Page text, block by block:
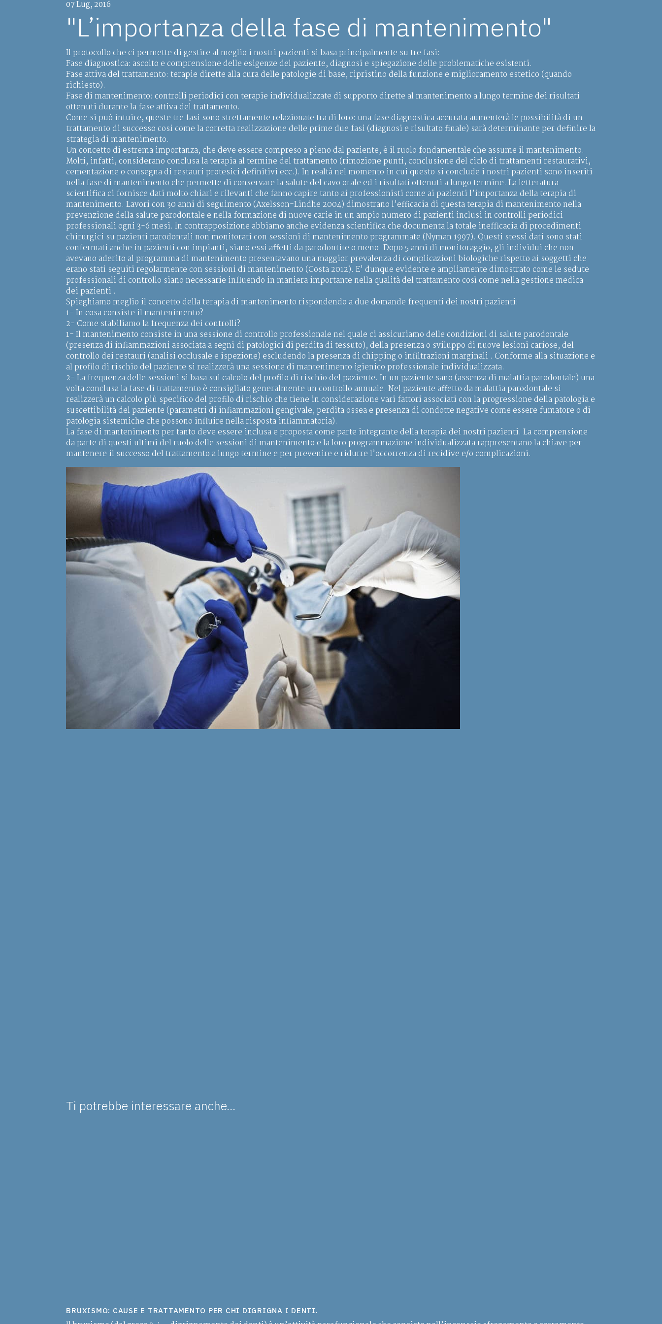
07 Lug, 2016
"L’importanza della fase di mantenimento"
Il protocollo che ci permette di gestire al meglio i nostri pazienti si basa principalmente su tre fasi:
Fase diagnostica: ascolto e comprensione delle esigenze del paziente, diagnosi e spiegazione delle problematiche esistenti.
Fase attiva del trattamento: terapie dirette alla cura delle patologie di base, ripristino della funzione e miglioramento estetico (quando
richiesto).
Fase di mantenimento: controlli periodici con terapie individualizzate di supporto dirette al mantenimento a lungo termine dei risultati
ottenuti durante la fase attiva del trattamento.
Come si può intuire, queste tre fasi sono strettamente relazionate tra di loro: una fase diagnostica accurata aumenterà le possibilità di un
trattamento di successo cosi come la corretta realizzazione delle prime due fasi (diagnosi e risultato finale) sarà determinante per definire la
strategia di mantenimento.
Un concetto di estrema importanza, che deve essere compreso a pieno dal paziente, è il ruolo fondamentale che assume il mantenimento.
Molti, infatti, considerano conclusa la terapia al termine del trattamento (rimozione punti, conclusione del ciclo di trattamenti restaurativi,
cementazione o consegna di restauri protesici definitivi ecc.). In realtà nel momento in cui questo si conclude i nostri pazienti sono inseriti
nella fase di mantenimento che permette di conservare la salute del cavo orale ed i risultati ottenuti a lungo termine. La letteratura
scientifica ci fornisce dati molto chiari e rilevanti che fanno capire tanto ai professionisti come ai pazienti l’importanza della terapia di
mantenimento. Lavori con 30 anni di seguimento (Axelsson-Lindhe 2004) dimostrano l’efficacia di questa terapia di mantenimento nella
prevenzione della salute parodontale e nella formazione di nuove carie in un ampio numero di pazienti inclusi in controlli periodici
professionali ogni 3-6 mesi. In contrapposizione abbiamo anche evidenza scientifica che documenta la totale inefficacia di procedimenti
chirurgici su pazienti parodontali non monitorati con sessioni di mantenimento programmate (Nyman 1997). Questi stessi dati sono stati
confermati anche in pazienti con impianti, siano essi affetti da parodontite o meno. Dopo 5 anni di monitoraggio, gli individui che non
avevano aderito al programma di mantenimento presentavano una maggior prevalenza di complicazioni biologiche rispetto ai soggetti che
erano stati seguiti regolarmente con sessioni di mantenimento (Costa 2012). E’ dunque evidente e ampliamente dimostrato come le sedute
professionali di controllo siano necessarie influendo in maniera importante nella qualità del trattamento così come nella gestione medica
dei pazienti .
Spieghiamo meglio il concetto della terapia di mantenimento rispondendo a due domande frequenti dei nostri pazienti:
1- In cosa consiste il mantenimento?
2- Come stabiliamo la frequenza dei controlli?
1- Il mantenimento consiste in una sessione di controllo professionale nel quale ci assicuriamo delle condizioni di salute parodontale
(presenza di infiammazioni associata a segni di patologici di perdita di tessuto), della presenza o sviluppo di nuove lesioni cariose, del
controllo dei restauri (analisi occlusale e ispezione) escludendo la presenza di chipping o infiltrazioni marginali . Conforme alla situazione e
al profilo di rischio del paziente si realizzerà una sessione di mantenimento igienico professionale individualizzata.
2- La frequenza delle sessioni si basa sul calcolo del profilo di rischio del paziente. In un paziente sano (assenza di malattia parodontale) una
volta conclusa la fase di trattamento è consigliato generalmente un controllo annuale. Nel paziente affetto da malattia parodontale si
realizzerà un calcolo più specifico del profilo di rischio che tiene in considerazione vari fattori associati con la progressione della patologia e
suscettibilità del paziente (parametri di infiammazioni gengivale, perdita ossea e presenza di condotte negative come essere fumatore o di
patologia sistemiche che possono influire nella risposta infiammatoria).
La fase di mantenimento per tanto deve essere inclusa e proposta come parte integrante della terapia dei nostri pazienti. La comprensione
da parte di questi ultimi del ruolo delle sessioni di mantenimento e la loro programmazione individualizzata rappresentano la chiave per
mantenere il successo del trattamento a lungo termine e per prevenire e ridurre l’occorrenza di recidive e/o complicazioni.
Ti potrebbe interessare anche...
BRUXISMO: CAUSE E TRATTAMENTO PER CHI DIGRIGNA I DENTI.